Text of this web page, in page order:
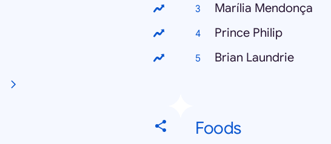
Marília Mendonça
Prince Philip
Brian Laundrie
Foods